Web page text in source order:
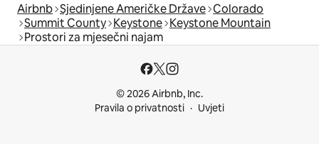
Airbnb Sjedinjene Američke Države Colorado
Summit County Keystone Keystone Mountain
Prostori za mjesečni najam
© 2026 Airbnb, Inc.
Pravila o privatnosti
Uvjeti